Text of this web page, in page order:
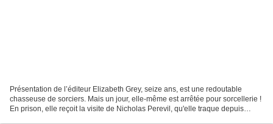
Présentation de l’éditeur Elizabeth Grey, seize ans, est une redoutable
chasseuse de sorciers. Mais un jour, elle-même est arrêtée pour sorcellerie !
En prison, elle reçoit la visite de Nicholas Perevil, qu'elle traque depuis